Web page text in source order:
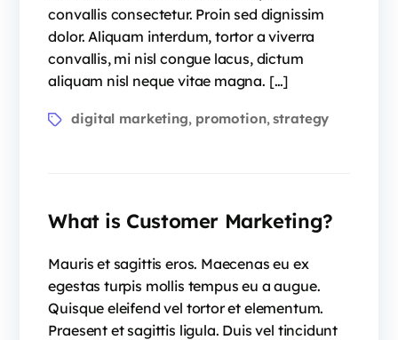
convallis consectetur. Proin sed dignissim
dolor. Aliquam interdum, tortor a viverra
convallis, mi nisl congue lacus, dictum
aliquam nisl neque vitae magna. […]
digital marketing, promotion,strategy
What is Customer Marketing?
Mauris et sagittis eros. Maecenas eu ex
egestas turpis mollis tempus eu a augue.
Quisque eleifend vel tortor et elementum.
Praesent et sagittis ligula. Duis vel tincidunt